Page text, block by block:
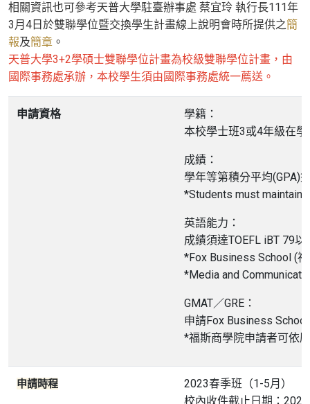
相關資訊也可參考天普大學駐臺辦事處 蔡宜玲 執行長111年
3月4日於雙聯學位暨交換學生計畫線上說明會時所提供之簡
報及簡章 。
天普大學3+2學碩士雙聯學位計畫為校級雙聯學位計畫，由
國際事務處承辦，本校學生須由國際事務處統一薦送。
申請資格
學籍：
本校學士班3或4年級在學
成績：
學年等第積分平均(GPA)
*Students must maintain
英語能力：
成績須達TOEFL iBT 79
​*Fox Business School (
*Media and
GMAT／GRE：
申請Fox Business
*福斯商學院申請者可依
申請時程
2023春季班（1-5月）
校內收件截止日期：